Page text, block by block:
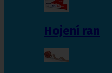
Hojení ran